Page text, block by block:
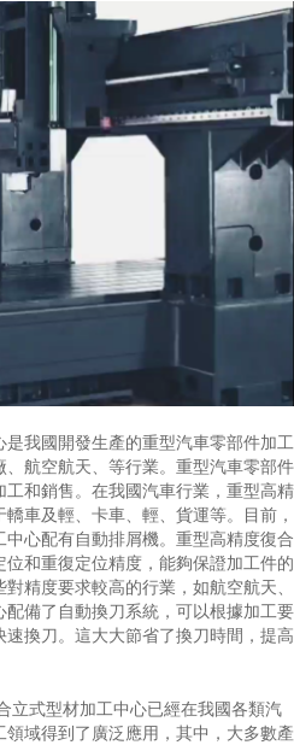
我國開發生產的重型汽車零部件加工
航空航天、等行業。重型汽車零部件
和銷售。在我國汽車行業，重型高精
車及輕、卡車、輕、貨運等。目前，
心配有自動排屑機。重型高精度復合
和重復定位精度，能夠保證加工件的
精度要求較高的行業，如航空航天、
備了自動換刀系統，可以根據加工要
換刀。這大大節省了換刀時間，提高
立式型材加工中心已經在我國各類汽
域得到了廣泛應用，其中，大多數產